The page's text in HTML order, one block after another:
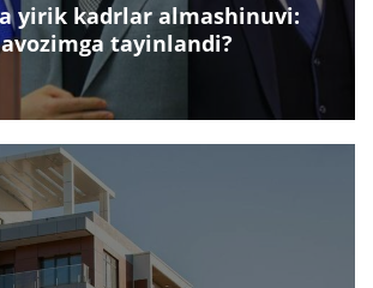
yirik kadrlar almashinuvi:
tayinlandi?